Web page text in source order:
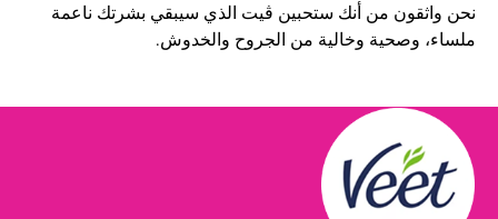
نحن واثقون من أنك ستحبين ڤيت الذي سيبقي بشرتك ناعمة
ملساء، وصحية وخالية من الجروح والخدوش.